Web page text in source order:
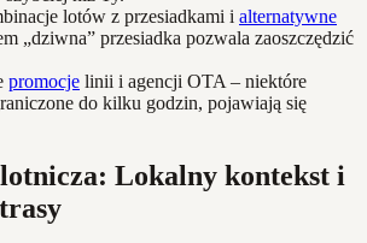
lotów z przesiadkami i alternatywne
„dziwna” przesiadka pozwala zaoszczędzić
promocje linii i agencji OTA – niektóre
do kilku godzin, pojawiają się
lotnicza: Lokalny kontekst i